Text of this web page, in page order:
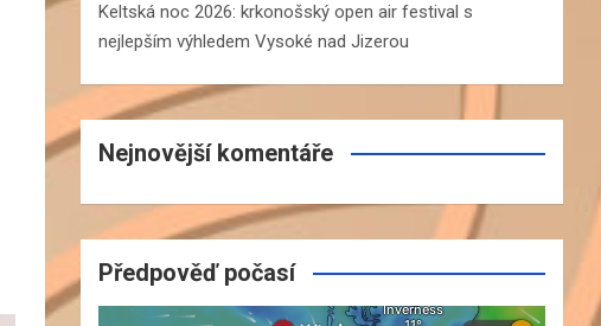
Keltská noc 2026: krkonošský open air festival s
nejlepším výhledem Vysoké nad Jizerou
Nejnovější komentáře
Předpověď počasí